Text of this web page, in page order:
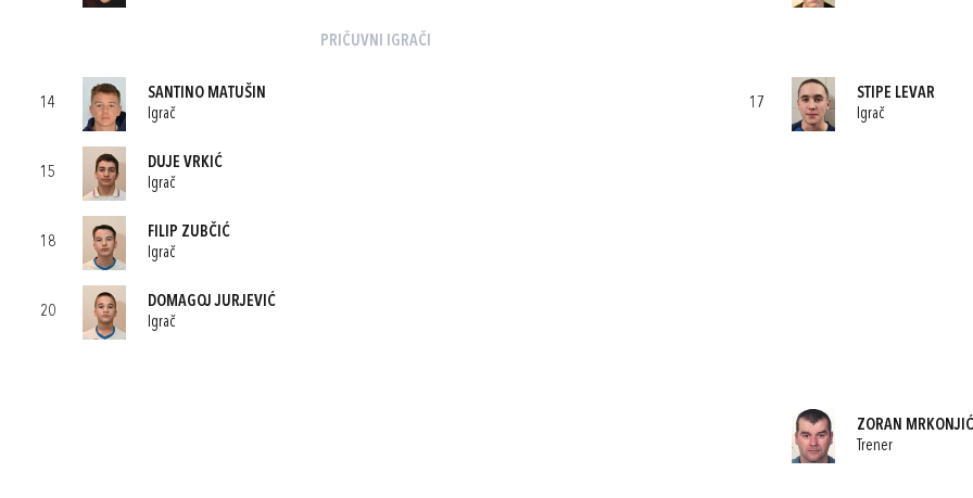
PRIČUVNI IGRAČI
14
SANTINO MATUŠIN
Igrač
15
DUJE VRKIĆ
Igrač
18
FILIP ZUBČIĆ
Igrač
20
DOMAGOJ JURJEVIĆ
Igrač
17
STIPE LEVAR
Igrač
ZORAN MRKONJIĆ
Trener